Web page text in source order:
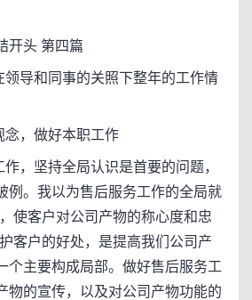
头 第四篇
导和同事的关照下整年的工作情
，做好本职工作
，坚持全局认识是首要的问题，
例。我以为售后服务工作的全局就
使客户对公司产物的称心度和忠
客户的好处，是提高我们公司产
个主要构成局部。做好售后服务工
物的宣传，以及对公司产物功能的